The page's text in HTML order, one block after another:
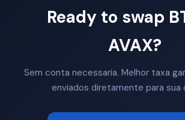
Ready to swap
AVAX?
Sem conta necessaria. Melhor taxa
enviados diretamente para sua